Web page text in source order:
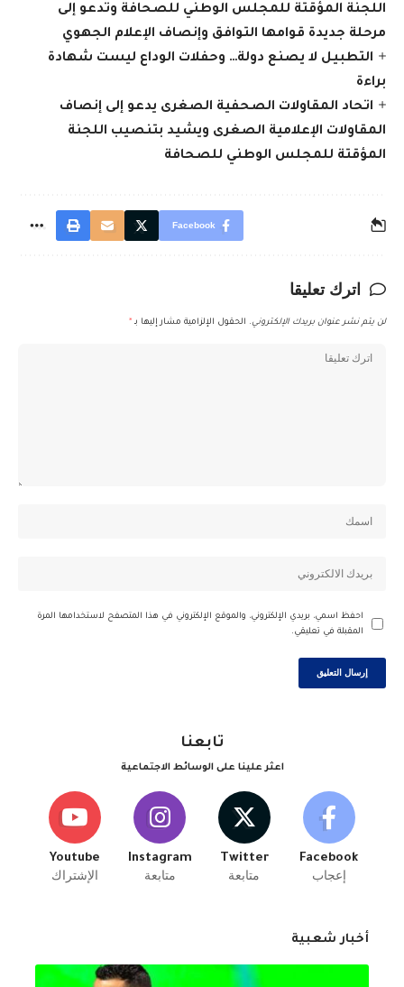
اللجنة المؤقتة للمجلس الوطني للصحافة وتدعو إلى
مرحلة جديدة قوامها التوافق وإنصاف الإعلام الجهوي
التطبيل لا يصنع دولة… وحفلات الوداع ليست شهادة
براءة
اتحاد المقاولات الصحفية الصغرى يدعو إلى إنصاف
المقاولات الإعلامية الصغرى ويشيد بتنصيب اللجنة
المؤقتة للمجلس الوطني للصحافة
Facebook
اترك تعليقا
لن يتم نشر عنوان بريدك الإلكتروني. الحقول الإلزامية مشار إليها بـ *
احفظ اسمي، بريدي الإلكتروني، والموقع الإلكتروني في هذا المتصفح لاستخدامها المرة
المقبلة في تعليقي.
تابعنا
اعثر علينا على الوسائط الاجتماعية
Facebook
إعجاب
Twitter
متابعة
Instagram
متابعة
Youtube
الإشتراك
أخبار شعبية